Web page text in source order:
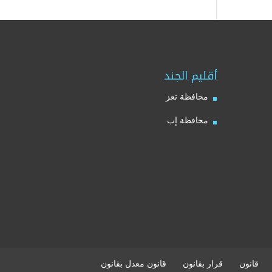
أقليم الجند
محافظة تعز
محافظة إب
قانون قرار بقانون قانون معدل بقانون